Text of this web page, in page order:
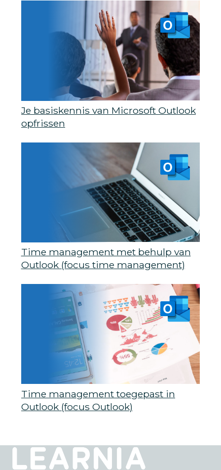
Je basiskennis van Microsoft Outlook
opfrissen
Time management met behulp van
Outlook (focus time management)
Time management toegepast in
Outlook (focus Outlook)